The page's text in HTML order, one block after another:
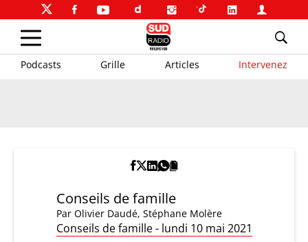
Podcasts Grille Articles Intervenez
Conseils de famille
Par Olivier Daudé, Stéphane Molère
Conseils de famille - lundi 10 mai 2021